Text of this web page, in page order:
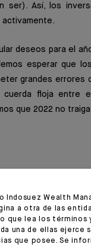
ser). Así, los
activamente.
deseos para el
esperar que
grandes errores
cuerda floja entre
que 2022 no
Indosuez Wealth
a otra de las
que lea los
una de ellas ejerce
que posee. Se